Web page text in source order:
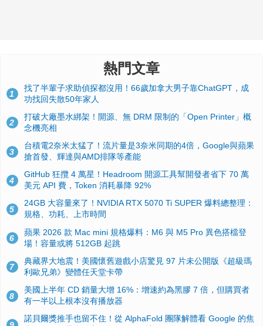
熱門文章
1
找了半輩子求助偵探都沒用！66歲加拿大男子靠ChatGPT，成
功找回失散50年家人
2
打破大廠墨水綁架！開源、無 DRM 限制的「Open Printer」概
念機亮相
3
台積電2奈米太猛了！流片量是3奈米同期的4倍，Google與蘋果
搶首發、輝達與AMD排隊等產能
4
GitHub 狂攬 4 萬星！Headroom 開源工具幫開發者省下 70 萬
美元 API 費，Token 消耗暴降 92%
5
24GB 大容量來了！NVIDIA RTX 5070 Ti SUPER 爆料總整理：
規格、功耗、上市時間
6
蘋果 2026 款 Mac mini 規格爆料：M6 與 M5 Pro 異色搭檔登
場！容量或將 512GB 起跳
7
典藏界大地震！美國懷舊遊戲小店驚見 97 片未公開版《超級瑪
利歐兄弟》變體任天堂卡帶
8
美國上半年 CD 銷量大增 16%：增速約為黑膠 7 倍，但購買者
有一半以上根本沒有播放器
諾貝爾獎推手也留不住！從 AlphaFold 團隊解體看 Google 的焦